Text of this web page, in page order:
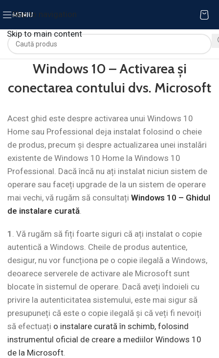
Skip to navigation
Skip to main content
MENIU
Windows 10 – Activarea și
conectarea contului dvs. Microsoft
Acest ghid este despre activarea unui Windows 10
Home sau Professional deja instalat folosind o cheie
de produs, precum și despre actualizarea unei instalări
existente de Windows 10 Home la Windows 10
Professional. Dacă încă nu ați instalat niciun sistem de
operare sau faceți upgrade de la un sistem de operare
mai vechi, vă rugăm să consultați Windows 10 – Ghidul
de instalare curată.
1 . Vă rugăm să fiți foarte siguri că ați instalat o copie
autentică a Windows. Cheile de produs autentice,
desigur, nu vor funcționa pe o copie ilegală a Windows,
deoarece serverele de activare ale Microsoft sunt
blocate în sistemul de operare. Dacă aveți îndoieli cu
privire la autenticitatea sistemului, este mai sigur să
presupuneți că este o copie ilegală și că veți fi nevoiți
să efectuați o instalare curată în schimb, folosind
instrumentul oficial de creare a mediilor Windows 10
de la Microsoft.